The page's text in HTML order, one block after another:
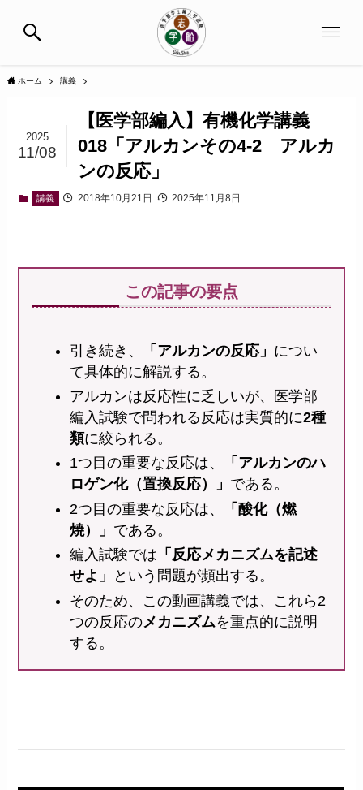
ホーム 講義
【医学部編入】有機化学講義
018「アルカンその4-2 アルカ
ンの反応」
2025
11/08
講義 2018年10月21日 2025年11月8日
この記事の要点
引き続き、 「アルカンの反応」 につい
て具体的に解説する。
アルカンは反応性に乏しいが、医学部
編入試験で問われる反応は実質的に2種
類に絞られる。
1つ目の重要な反応は、
「アルカンのハ
ロゲン化（置換反応）」 である。
2つ目の重要な反応は、
「酸化（燃
焼）」 である。
編入試験では 「反応メカニズムを記述
せよ」
という問題が頻出する。
そのため、この動画講義では、これら2
つの反応のメカニズムを重点的に説明
する。